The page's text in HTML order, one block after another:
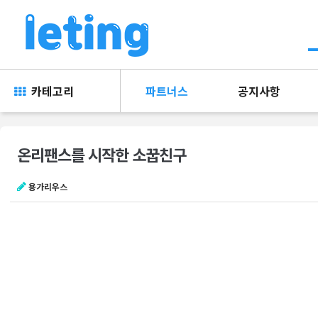
카테고리 파트너스 공지사항
온리팬스를 시작한 소꿉친구
용가리우스